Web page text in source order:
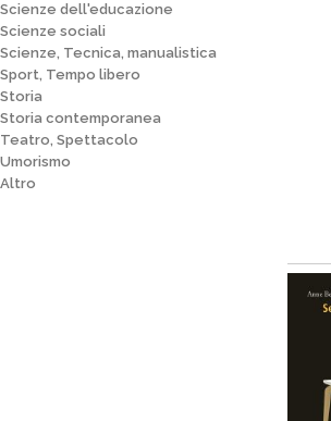
Scienze dell'educazione
Scienze sociali
Scienze, Tecnica, manualistica
Sport, Tempo libero
Storia
Storia contemporanea
Teatro, Spettacolo
Umorismo
Altro